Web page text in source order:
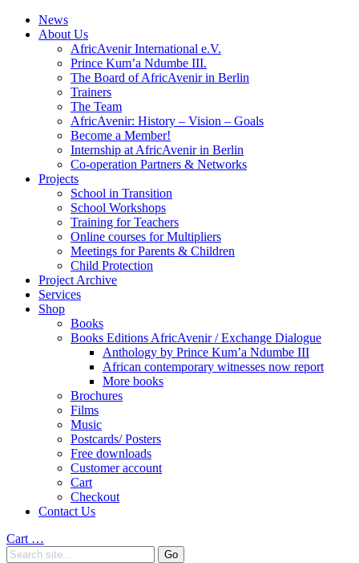
News
About Us
AfricAvenir International e.V.
Prince Kum’a Ndumbe III.
The Board of AfricAvenir in Berlin
Trainers
The Team
AfricAvenir: History – Vision – Goals
Become a Member!
Internship at AfricAvenir in Berlin
Co-operation Partners & Networks
Projects
School in Transition
School Workshops
Training for Teachers
Online courses for Multipliers
Meetings for Parents & Children
Child Protection
Project Archive
Services
Shop
Books
Books Editions AfricAvenir / Exchange Dialogue
Anthology by Prince Kum’a Ndumbe III
African contemporary witnesses now report
More books
Brochures
Films
Music
Postcards/ Posters
Free downloads
Customer account
Cart
Checkout
Contact Us
Cart …